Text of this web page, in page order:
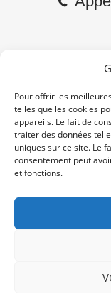
Pour offrir les
telles que les cookies
appareils. Le fait de
traiter des données
uniques sur ce site. Le
consentement peut
et fonctions.